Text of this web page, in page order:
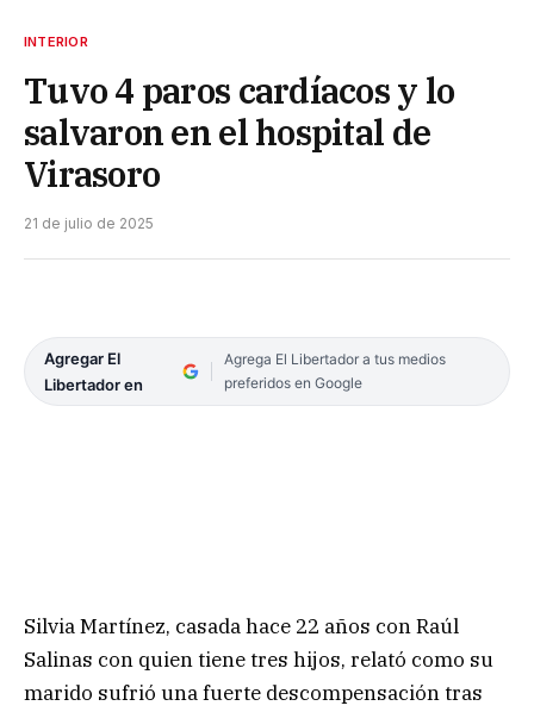
INTERIOR
Tuvo 4 paros cardíacos y lo
salvaron en el hospital de
Virasoro
21 de julio de 2025
Agregar El
Libertador en
Agrega El Libertador a tus medios
preferidos en Google
Silvia Martínez, casada hace 22 años con Raúl
Salinas con quien tiene tres hijos, relató como su
marido sufrió una fuerte descompensación tras